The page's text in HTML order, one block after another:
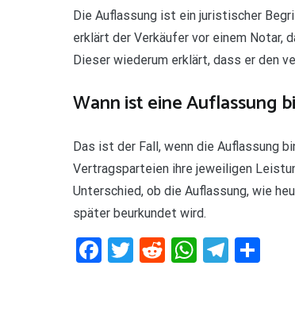
Die Auflassung ist ein juristischer
erklärt der Verkäufer vor einem Notar,
Dieser wiederum erklärt, dass er den
Wann ist eine Auflassung
Das ist der Fall, wenn die Auflassung
Vertragsparteien ihre jeweiligen
Unterschied, ob die Auflassung, wie
später beurkundet wird.
Facebook
Twitter
RedditWhatsApp